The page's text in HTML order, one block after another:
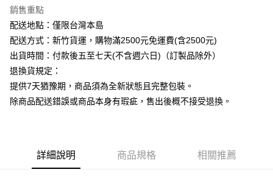
運送方式
下單前請先詢問庫存
每筆NT$130，滿NT$2,500(含以上)免運費
銷售重點
配送地點：僅限台灣本島
配送方式：新竹貨運，購物滿2500元免運費(含2500元)
出貨時間：付款後五至七天(不含週六日)（訂製品除外）
退換貨規定：
提供7天猶豫期，商品須為全新狀態且完整包裝。
除商品配送錯誤或商品本身有瑕疵，售出後概不接受退換。
詳細說明 商品規格 相關推薦